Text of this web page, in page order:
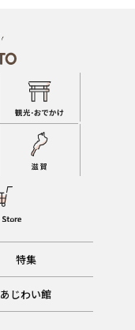
特集
あじわい館